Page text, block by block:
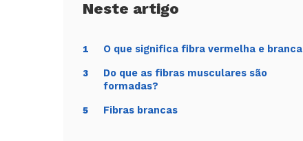
1 O que significa fibra vermelha e branca
3
Do que as fibras musculares são
formadas?
5 Fibras brancas